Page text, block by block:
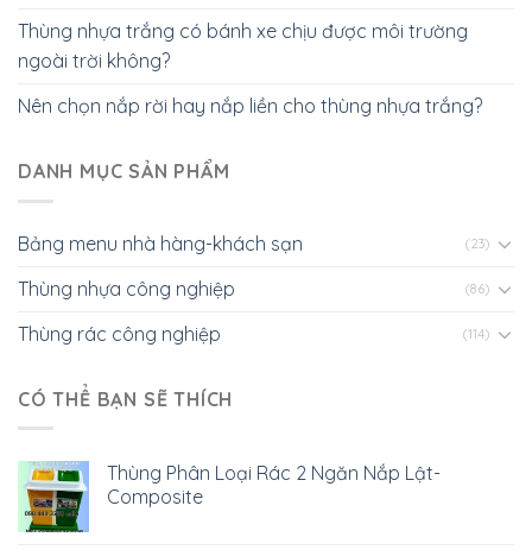
Thùng nhựa trắng có bánh xe chịu được môi trường
ngoài trời không?
Nên chọn nắp rời hay nắp liền cho thùng nhựa trắng?
DANH MỤC SẢN PHẨM
Bảng menu nhà hàng-khách sạn (23)
Thùng nhựa công nghiệp (86)
Thùng rác công nghiệp (114)
CÓ THỂ BẠN SẼ THÍCH
Thùng Phân Loại Rác 2 Ngăn Nắp Lật-
Composite